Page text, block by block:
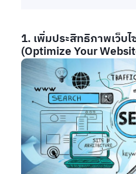
1. เพิ่มประสิทธิภาพเว็บไ
(Optimize Your